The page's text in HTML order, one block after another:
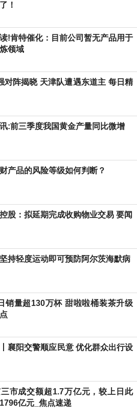
！
!肯特催化：目前公司暂无产品用于
领域
对阵揭晓 天津队遭遇东道主 每日精
:前三季度我国黄金产量同比微增
产品的风险等级如何判断？
股：拟延期完成收购物业交易 要闻
持轻度运动即可预防阿尔茨海默病
销量超130万杯 甜啦啦桶装茶升级
襄阳交警顺应民意 优化群众出行设
市成交额超1.7万亿元，较上日此
亿元_焦点速递